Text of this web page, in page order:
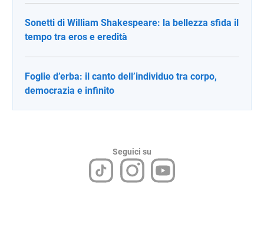
Sonetti di William Shakespeare: la bellezza sfida il
tempo tra eros e eredità
Foglie d’erba: il canto dell’individuo tra corpo,
democrazia e infinito
Seguici su